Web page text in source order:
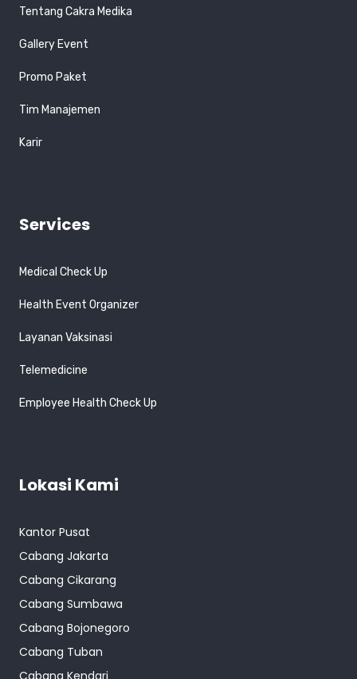
Tentang Cakra Medika
Gallery Event
Promo Paket
Tim Manajemen
Karir
Services
Medical Check Up
Health Event Organizer
Layanan Vaksinasi
Telemedicine
Employee Health Check Up
Lokasi Kami
Kantor Pusat
Cabang Jakarta
Cabang Cikarang
Cabang Sumbawa
Cabang Bojonegoro
Cabang Tuban